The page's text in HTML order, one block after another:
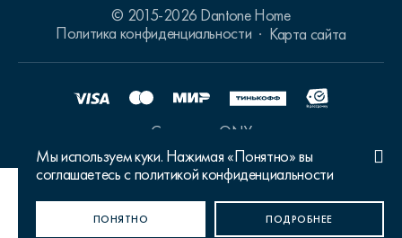
ДА, ВЕРНО НЕТ, ИЗМЕНИТЬ
Мы используем куки. Нажимая «Понятно» вы
соглашаетесь с политикой конфиденциальности
ПОНЯТНО ПОДРОБНЕЕ
© 2015-2026 Dantone Home
Политика конфиденциальности
Карта сайта
Сделано в ONY